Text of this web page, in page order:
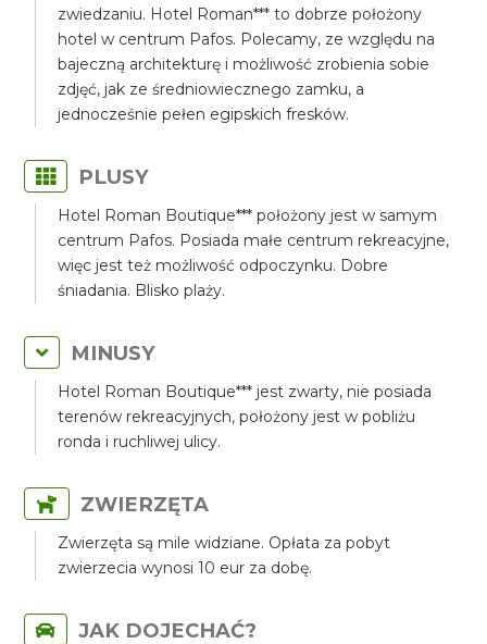
zwiedzaniu. Hotel Roman*** to dobrze położony
hotel w centrum Pafos. Polecamy, ze względu na
bajeczną architekturę i możliwość zrobienia sobie
zdjęć, jak ze średniowiecznego zamku, a
jednocześnie pełen egipskich fresków.
PLUSY
Hotel Roman Boutique*** położony jest w samym
centrum Pafos. Posiada małe centrum rekreacyjne,
więc jest też możliwość odpoczynku. Dobre
śniadania. Blisko plaży.
MINUSY
Hotel Roman Boutique*** jest zwarty, nie posiada
terenów rekreacyjnych, położony jest w pobliżu
ronda i ruchliwej ulicy.
ZWIERZĘTA
Zwierzęta są mile widziane. Opłata za pobyt
zwierzecia wynosi 10 eur za dobę.
JAK DOJECHAĆ?